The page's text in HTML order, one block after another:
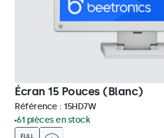
Écran 15 Pouces (Blanc)
Référence : 15HD7W
61 pièces en stock